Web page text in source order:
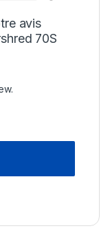
avis
70S